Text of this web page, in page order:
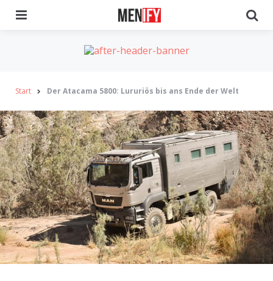
Start Der Atacama 5800: Lururiös bis ans Ende der Welt